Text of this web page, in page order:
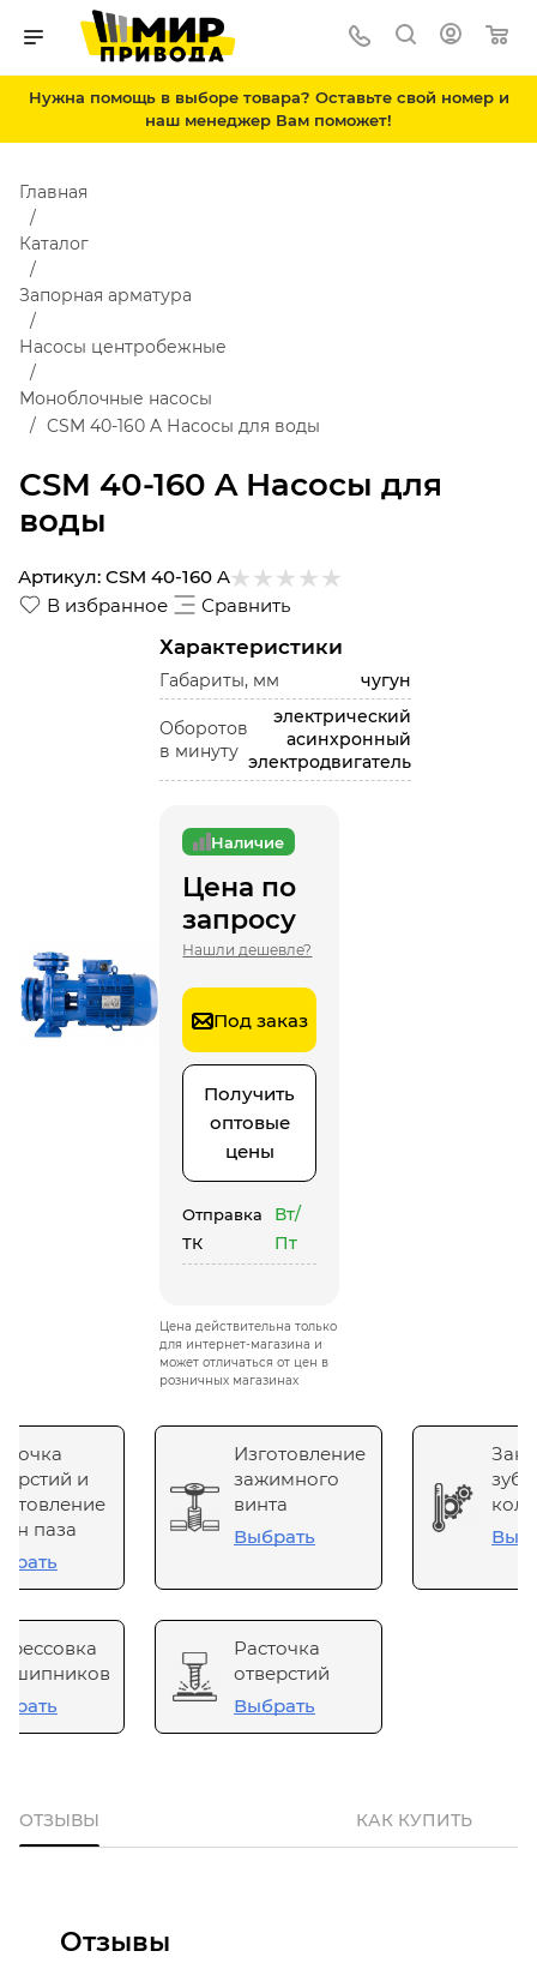
Нужна помощь в выборе товара? Оставьте свой номер и
наш менеджер Вам поможет!
CSM 40-160 A Насосы для
воды
Главная
Каталог
Запорная арматура
Насосы центробежные
Моноблочные насосы
CSM 40-160 A Насосы для воды
В избранное Сравнить
Артикул: CSM 40-160 A
Характеристики
Габариты, мм чугун
Оборотов
в минуту
электрический
асинхронный
электродвигатель
Наличие
Цена по
запросу
Нашли дешевле?
Под заказ
Получить
оптовые
цены
Отправка
ТК
Вт/
Пт
Цена действительна только
для интернет-магазина и
может отличаться от цен в
розничных магазинах
и
паза
Изготовление
зажимного
винта
Выбрать
Расточка
отверстий
Выбрать
ОТЗЫВЫ КАК КУПИТЬ
Отзывы